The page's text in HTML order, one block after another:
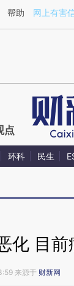
帮助 网上有害
点
环科 民生
化 目前
来源于 财新网